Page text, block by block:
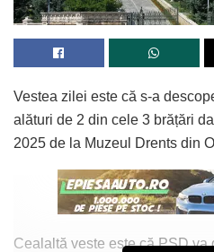
Vestea zilei este că s-a
alături de 2 din cele 3 brățări
2025 de la Muzeul Drents din
Cealaltă veste este că PSD